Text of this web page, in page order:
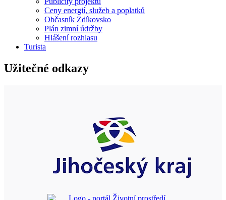
Ceny energií, služeb a poplatků
Občasník Zdíkovsko
Plán zimní údržby
Hlášení rozhlasu
Turista
Užitečné odkazy